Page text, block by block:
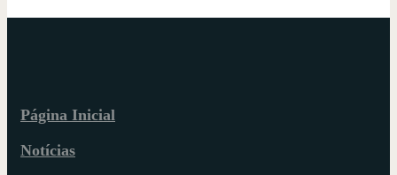
Página Inicial
Notícias